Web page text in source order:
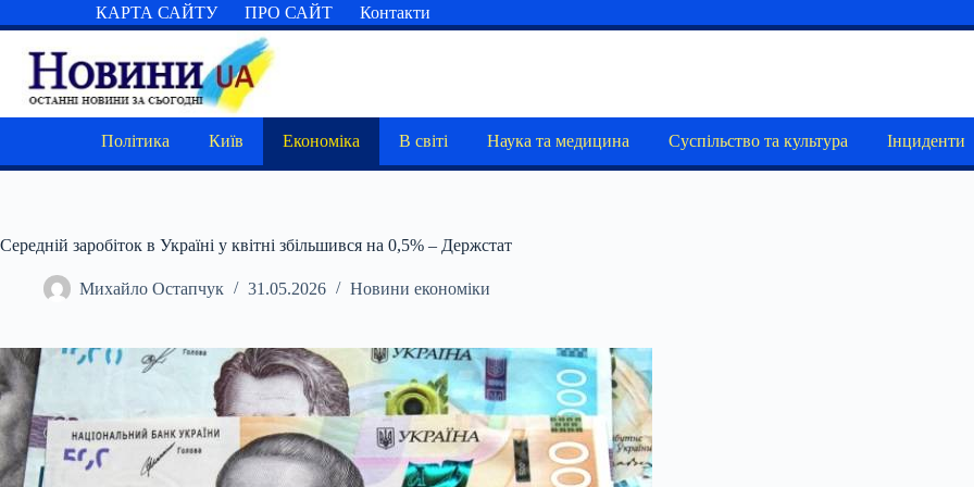
до
вмісту
КАРТА САЙТУ ПРО САЙТ Контакти
Політика Київ Економіка В світі Наука та медицина Суспільство та культура Інциденти
Середній заробіток в Україні у квітні збільшився на 0,5% – Держстат
Михайло Остапчук 31.05.2026 Новини економіки